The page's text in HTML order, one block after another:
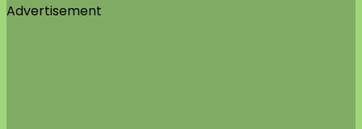
Advertisement